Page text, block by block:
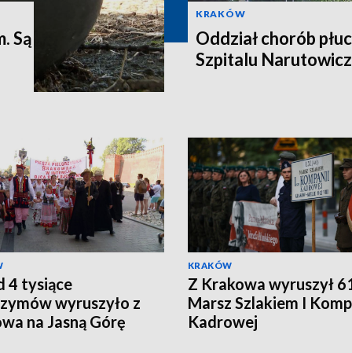
Są
KRAKÓW
Oddział chorób
Szpitalu
4 tysiące
wyruszyło z
na Jasną Górę
KRAKÓW
Z Krakowa wyruszył
Marsz Szlakiem I
Kadrowej